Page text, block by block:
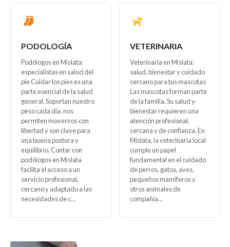
PODOLOGÍA
Podólogos en Mislata:
especialistas en salud del
pie Cuidar los pies es una
parte esencial de la salud
general. Soportan nuestro
peso cada día, nos
permiten movernos con
libertad y son clave para
una buena postura y
equilibrio. Contar con
podólogos en Mislata
facilita el acceso a un
servicio profesional,
cercano y adaptado a las
necesidades de c…
VETERINARIA
Veterinaria en Mislata:
salud, bienestar y cuidado
cercano para tus mascotas
Las mascotas forman parte
de la familia. Su salud y
bienestar requieren una
atención profesional,
cercana y de confianza. En
Mislata, la veterinaria local
cumple un papel
fundamental en el cuidado
de perros, gatos, aves,
pequeños mamíferos y
otros animales de
compañía…